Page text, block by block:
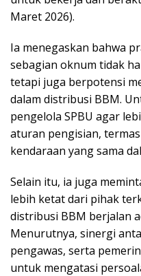
Maret 2026).
Ia menegaskan bahwa
sebagian oknum tidak
tetapi juga berpotensi
dalam distribusi BBM.
pengelola SPBU agar
aturan pengisian,
kendaraan yang sama
Selain itu, ia juga
lebih ketat dari pihak
distribusi BBM berjalan
Menurutnya, sinergi
pengawas, serta
untuk mengatasi